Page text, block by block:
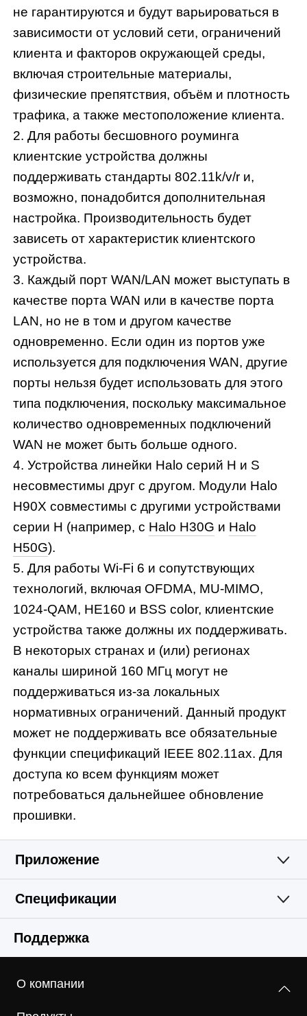
не гарантируются и будут варьироваться в
зависимости от условий сети, ограничений
клиента и факторов окружающей среды,
включая строительные материалы,
физические препятствия, объём и плотность
трафика, а также местоположение клиента.
2. Для работы бесшовного роуминга
клиентские устройства должны
поддерживать стандарты 802.11k/v/r и,
возможно, понадобится дополнительная
настройка. Производительность будет
зависеть от характеристик клиентского
устройства.
3. Каждый порт WAN/LAN может выступать в
качестве порта WAN или в качестве порта
LAN, но не в том и другом качестве
одновременно. Если один из портов уже
используется для подключения WAN, другие
порты нельзя будет использовать для этого
типа подключения, поскольку максимальное
количество одновременных подключений
WAN не может быть больше одного.
4. Устройства линейки Halo серий H и S
несовместимы друг с другом. Модули Halo
H90X совместимы с другими устройствами
серии H (например, с Halo H30G и Halo
H50G).
5. Для работы Wi-Fi 6 и сопутствующих
технологий, включая OFDMA, MU-MIMO,
1024-QAM, HE160 и BSS color, клиентские
устройства также должны их поддерживать.
В некоторых странах и (или) регионах
каналы шириной 160 МГц могут не
поддерживаться из-за локальных
нормативных ограничений. Данный продукт
может не поддерживать все обязательные
функции спецификаций IEEE 802.11ax. Для
доступа ко всем функциям может
потребоваться дальнейшее обновление
прошивки.
Приложение
Простое и
функциональное
Спецификации
Wi-Fi
2,4 ГГц — IEEE 802.11ax/n/b/g
Поддержка
О компании